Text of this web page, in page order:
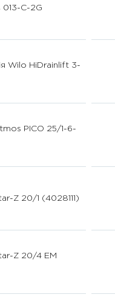
C-2G
Wilo HiDrainlift 3-
PICO 25/1-6-
Z 20/1 (4028111)
Z 20/4 EM